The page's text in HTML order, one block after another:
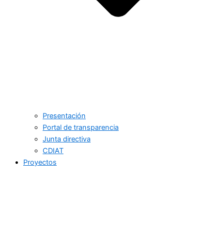
Presentación
Portal de transparencia
Junta directiva
CDIAT
Proyectos